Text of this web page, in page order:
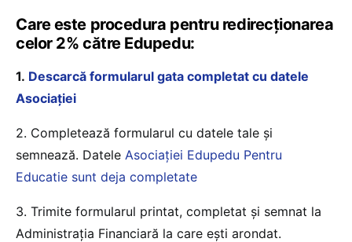
Care este procedura pentru redirecționarea
celor 2% către Edupedu:
1. Descarcă formularul gata completat cu datele
Asociației
2. Completează formularul cu datele tale și
semnează. Datele Asociaţiei Edupedu Pentru
Educatie sunt deja completate
3. Trimite formularul printat, completat și semnat la
Administrația Financiară la care ești arondat.